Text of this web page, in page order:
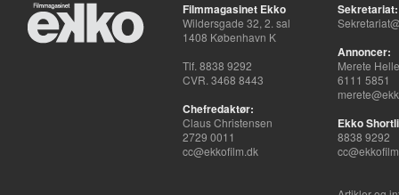
Filmmagasinet Ekko
Wildersgade 32, 2. sal
1408 København K
Tlf. 8838 9292
CVR. 3468 8443
Chefredaktør:
Claus Christensen
2729 0011
cc@ekkofilm.dk
Sekretariat:
Annoncer:
Merete
6111 5851
Ekko
8838 9292